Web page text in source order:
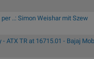
..: Simon Weishar mit Szew
ATX TR at 16715.01 - Bajaj